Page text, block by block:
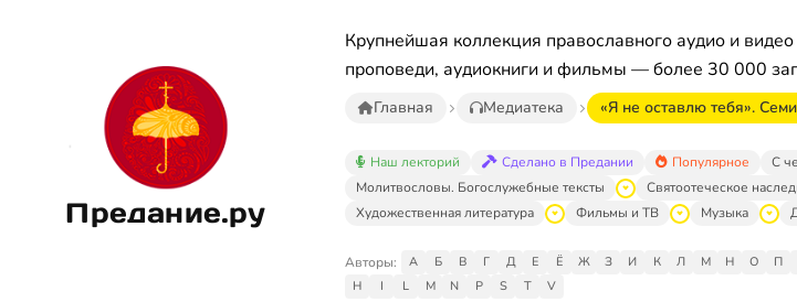
Предание.ру
Крупнейшая коллекция православного аудио и
проповеди, аудиокниги и фильмы — более 30 000
Главная Медиатека «Я не оставлю тебя».
Наш лекторий Сделано в Предании Популярное С
Молитвословы. Богослужебные тексты
Святоотеческое
Художественная литература
Фильмы и ТВ Музыка
Авторы: А Б В Г Д Е Ё Ж З И К Л М Н О П
H
I L M N P S T V